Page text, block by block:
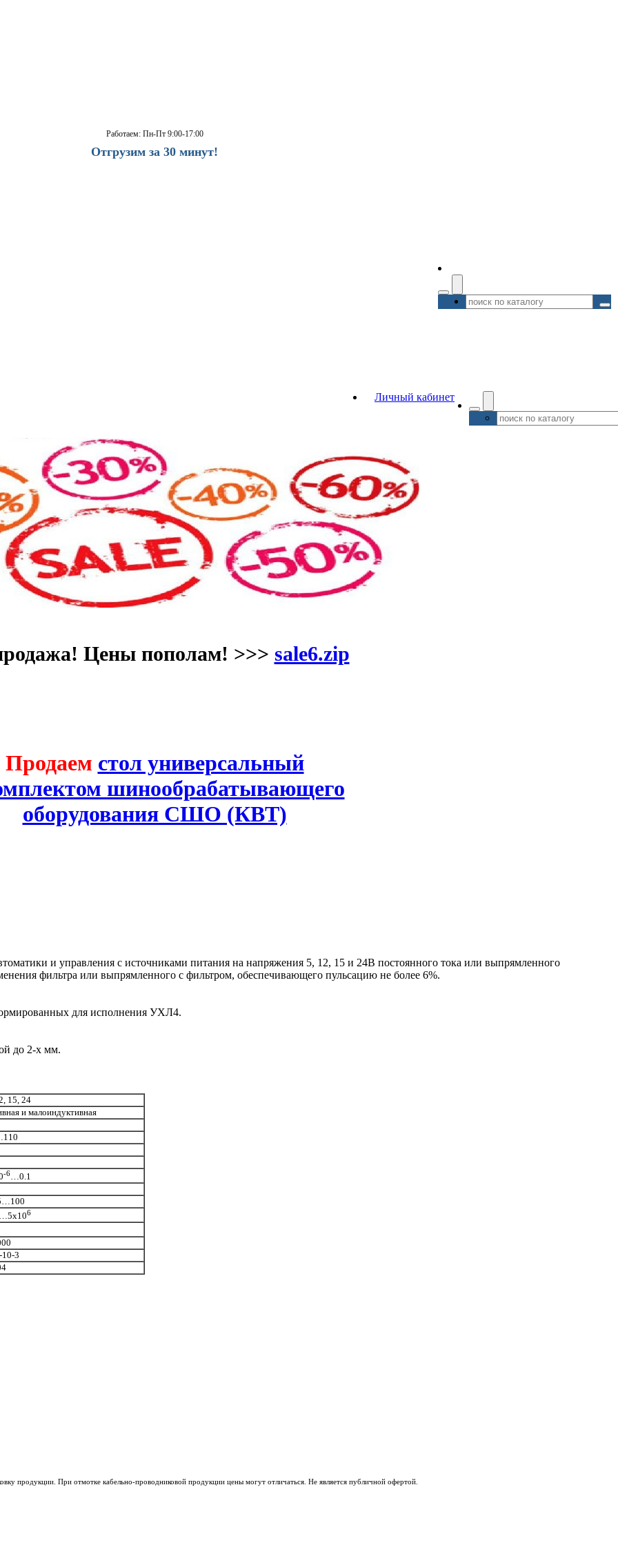
Работаем: Пн-Пт 9:00-17:00
Отгрузим за 30 минут!
Личный кабинет
Цены пополам! >>> sale6.zip
Продаем стол универсальный
шинообрабатывающего
оборудования СШО (КВТ)
и управления с источниками питания на напряжения 5, 12, 15 и 24В постоянного тока или выпрямленного
фильтра или выпрямленного с фильтром, обеспечивающего пульсацию не более 6%.
для исполнения УХЛ4.
до 2-х мм.
15, 24
и малоиндуктивная
-6…0.1
…5х106
3
продукции. При отмотке кабельно-проводниковой продукции цены могут отличаться. Не является публичной офертой.